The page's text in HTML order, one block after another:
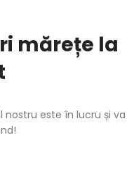
mărețe la
este în lucru și va